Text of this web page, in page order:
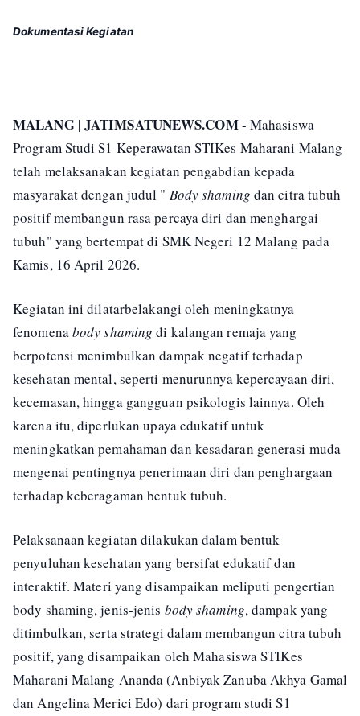
Dokumentasi Kegiatan
MALANG | JATIMSATUNEWS.COM- Mahasiswa
Program Studi S1 Keperawatan STIKes Maharani Malang
telah melaksanakan kegiatan pengabdian kepada
masyarakat dengan judul " Body shaming dan citra tubuh
positif membangun rasa percaya diri dan menghargai
tubuh" yang bertempat di SMK Negeri 12 Malang pada
Kamis, 16 April 2026.
Kegiatan ini dilatarbelakangi oleh meningkatnya
fenomenabody shaming di kalangan remaja yang
berpotensi menimbulkan dampak negatif terhadap
kesehatan mental, seperti menurunnya kepercayaan diri,
kecemasan, hingga gangguan psikologis lainnya. Oleh
karena itu, diperlukan upaya edukatif untuk
meningkatkan pemahaman dan kesadaran generasi muda
mengenai pentingnya penerimaan diri dan penghargaan
terhadap keberagaman bentuk tubuh.
Pelaksanaan kegiatan dilakukan dalam bentuk
penyuluhan kesehatan yang bersifat edukatif dan
interaktif. Materi yang disampaikan meliputi pengertian
body shaming, jenis-jenis body shaming, dampak yang
ditimbulkan, serta strategi dalam membangun citra tubuh
positif, yang disampaikan oleh Mahasiswa STIKes
Maharani Malang Ananda (Anbiyak Zanuba Akhya Gamal
dan Angelina Merici Edo) dari program studi S1